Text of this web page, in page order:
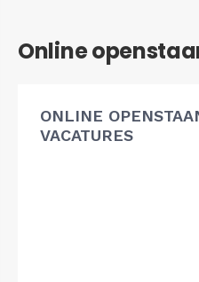
Online
ONLINE
VACATURES